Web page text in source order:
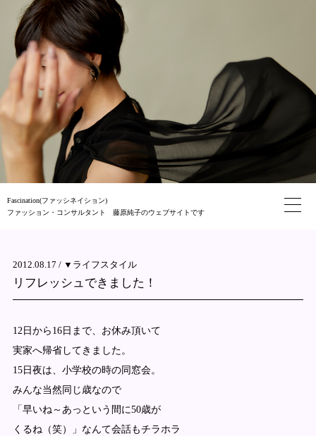
Fascination(ファッシネイション)
ファッション・コンサルタント 藤原純子のウェブサイトです
2012.08.17 / ▼ライフスタイル
リフレッシュできました！
12日から16日まで、お休み頂いて
実家へ帰省してきました。
15日夜は、小学校の時の同窓会。
みんな当然同じ歳なので
「早いね～あっという間に50歳が
くるね（笑）」なんて会話もチラホラ